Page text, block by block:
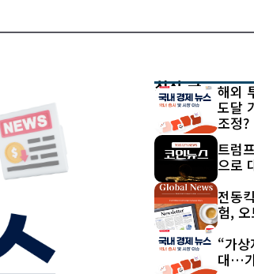
최신 글
해외
도달
조정?
트럼
으로
전동
험,
“가
대…